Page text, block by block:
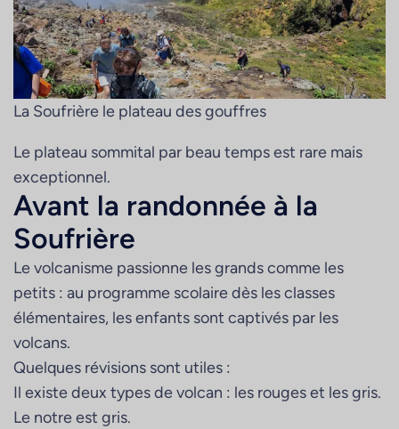
La Soufrière le plateau des gouffres
Le plateau sommital par beau temps est rare mais
exceptionnel.
Avant la randonnée à la
Soufrière
Le volcanisme passionne les grands comme les
petits : au programme scolaire dès les classes
élémentaires, les enfants sont captivés par les
volcans.
Quelques révisions sont utiles :
Il existe deux types de volcan : les rouges et les gris.
Le notre est gris.